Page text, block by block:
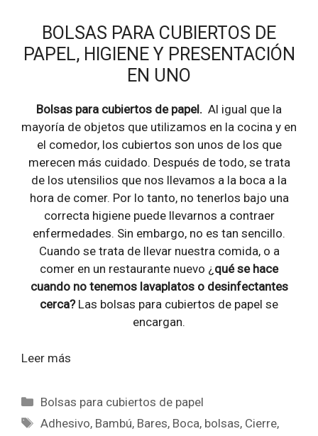
BOLSAS PARA CUBIERTOS DE
PAPEL, HIGIENE Y PRESENTACIÓN
EN UNO
Bolsas para cubiertos de papel. Al igual que la
mayoría de objetos que utilizamos en la cocina y en
el comedor, los cubiertos son unos de los que
merecen más cuidado. Después de todo, se trata
de los utensilios que nos llevamos a la boca a la
hora de comer. Por lo tanto, no tenerlos bajo una
correcta higiene puede llevarnos a contraer
enfermedades. Sin embargo, no es tan sencillo.
Cuando se trata de llevar nuestra comida, o a
comer en un restaurante nuevo ¿ qué se hace
cuando no tenemos lavaplatos o desinfectantes
cerca?Las bolsas para cubiertos de papel se
encargan.
Leer más
Categorías
Bolsas para cubiertos de papel
Etiquetas
Adhesivo, Bambú, Bares, Boca, bolsas, Cierre,